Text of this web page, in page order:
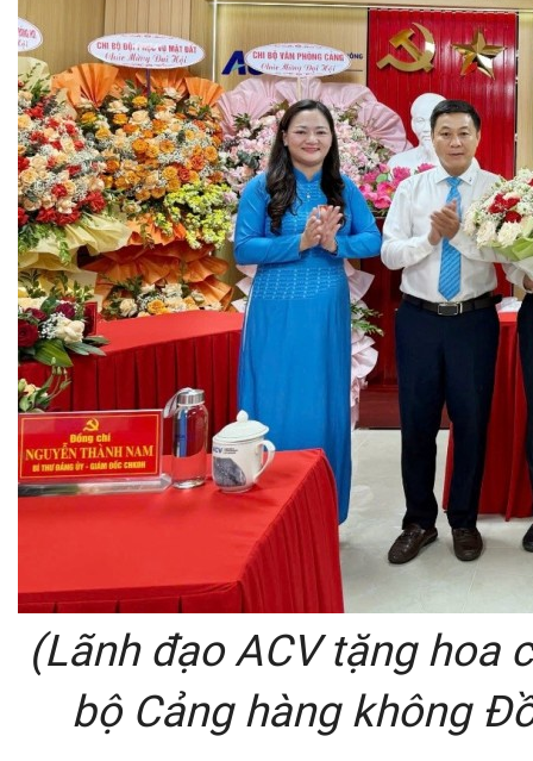
(Lãnh đạo ACV tặng hoa
bộ Cảng hàng không